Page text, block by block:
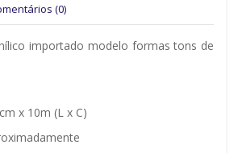
(0)
importado modelo formas tons de
x 10m (L x C)